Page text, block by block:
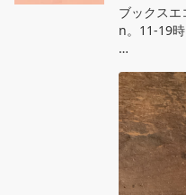
ブックス
n。11‐19時
なかったの
良い子は絶
なの、良い
ゃんか。全
な本音に共